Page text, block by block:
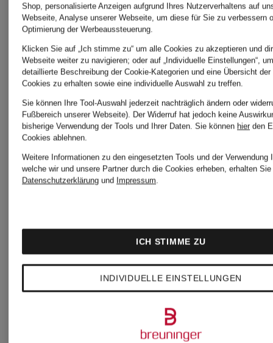
WELLENSTEYN
Steppjacke
STARSTREAM
mit
abnehmbarer
Parka
mit
mit
Shop, personalisierte Anzeigen aufgrund Ihres Nutzerverhaltens auf
Webseite, Analyse unserer Webseite, um diese für Sie zu verbessern
Optimierung der Werbeaussteuerung.
Klicken Sie auf „Ich stimme zu“ um alle Cookies zu akzeptieren und
Webseite weiter zu navigieren; oder auf „Individuelle Einstellungen“,
detaillierte Beschreibung der Cookie-Kategorien und eine Übersicht
Cookies zu erhalten sowie eine individuelle Auswahl zu treffen.
Sie können Ihre Tool-Auswahl jederzeit nachträglich ändern oder
Fußbereich unserer Webseite). Der Widerruf hat jedoch keine
bisherige Verwendung der Tools und Ihrer Daten. Sie können hier den
Cookies ablehnen.
Weitere Informationen zu den eingesetzten Tools und der Verwendung
welche wir und unsere Partner durch die Cookies erheben, erhalten
Datenschutzerklärung und Impressum.
INDIVIDUELLE EINSTELLUNGEN
ICH STIMME ZU